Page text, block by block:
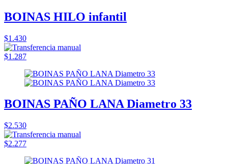
BOINAS HILO infantil
$1.430
$1.287
BOINAS PAÑO LANA Diametro 33
$2.530
$2.277